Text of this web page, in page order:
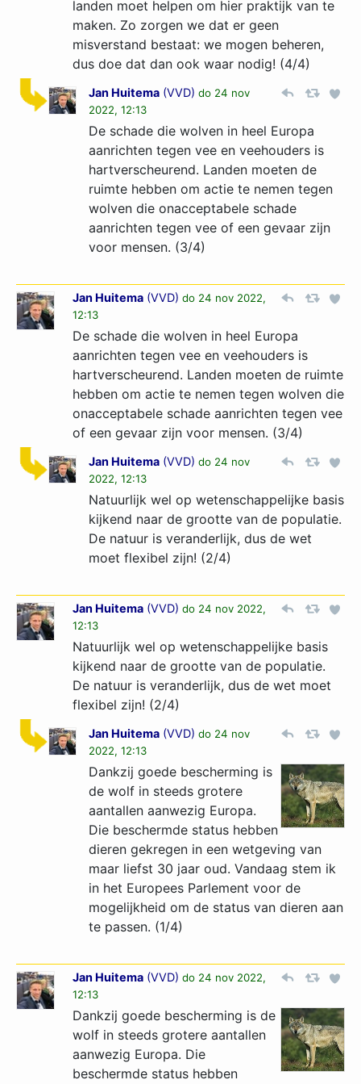
landen moet helpen om hier praktijk van te
maken. Zo zorgen we dat er geen
misverstand bestaat: we mogen beheren,
dus doe dat dan ook waar nodig! (4/4)
Jan Huitema (VVD) do 24 nov
2022, 12:13
De schade die wolven in heel Europa
aanrichten tegen vee en veehouders is
hartverscheurend. Landen moeten de
ruimte hebben om actie te nemen tegen
wolven die onacceptabele schade
aanrichten tegen vee of een gevaar zijn
voor mensen. (3/4)
Jan Huitema (VVD) do 24 nov 2022,
12:13
De schade die wolven in heel Europa
aanrichten tegen vee en veehouders is
hartverscheurend. Landen moeten de ruimte
hebben om actie te nemen tegen wolven die
onacceptabele schade aanrichten tegen vee
of een gevaar zijn voor mensen. (3/4)
Jan Huitema (VVD) do 24 nov
2022, 12:13
Natuurlijk wel op wetenschappelijke basis
kijkend naar de grootte van de populatie.
De natuur is veranderlijk, dus de wet
moet flexibel zijn! (2/4)
Jan Huitema (VVD) do 24 nov 2022,
12:13
Natuurlijk wel op wetenschappelijke basis
kijkend naar de grootte van de populatie.
De natuur is veranderlijk, dus de wet moet
flexibel zijn! (2/4)
Jan Huitema (VVD) do 24 nov
2022, 12:13
Dankzij goede bescherming is
de wolf in steeds grotere
aantallen aanwezig Europa.
Die beschermde status hebben
dieren gekregen in een wetgeving van
maar liefst 30 jaar oud. Vandaag stem ik
in het Europees Parlement voor de
mogelijkheid om de status van dieren aan
te passen. (1/4)
Jan Huitema (VVD) do 24 nov 2022,
12:13
Dankzij goede bescherming is de
wolf in steeds grotere aantallen
aanwezig Europa. Die
beschermde status hebben